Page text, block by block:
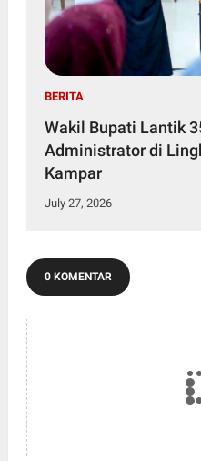
BERITA
Wakil Bupati Lantik
Administrator di
Kampar
July 27, 2026
0 KOMENTAR